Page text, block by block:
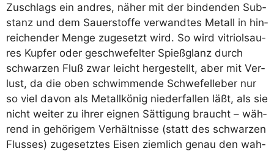
Zuschlags ein and­res, näher mit der bin­den­den Sub­
stanz und dem Sau­er­stof­fe ver­wand­tes Metall in hin­
rei­chen­der Men­ge zuge­setzt wird. So wird vitri­ol­sau­
res Kup­fer oder geschwe­fel­ter Spieß­glanz durch
schwar­zen Fluß zwar leicht her­ge­stellt, aber mit Ver­
lust, da die oben schwim­men­de Schwe­fel­le­ber nur
so viel davon als Metall­kö­nig nie­der­fal­len läßt, als sie
nicht wei­ter zu ihrer eig­nen Sät­ti­gung braucht – wäh­
rend in gehö­ri­gem Ver­hält­nis­se (statt des schwar­zen
Flus­ses) zuge­setz­tes Eisen ziem­lich genau den wah­